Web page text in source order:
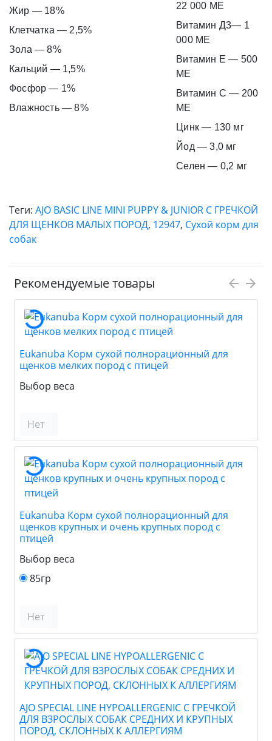
Жир — 18%
Клетчатка — 2,5%
Зола — 8%
Кальций — 1,5%
Фосфор — 1%
Влажность — 8%
22 000 МЕ
Витамин Д3— 1
000 МЕ
Витамин E — 500
МЕ
Витамин C — 200
МЕ
Цинк — 130 мг
Йод — 3,0 мг
Селен — 0,2 мг
Теги: AJO BASIC LINE MINI PUPPY & JUNIOR С ГРЕЧКОЙ
ДЛЯ ЩЕНКОВ МАЛЫХ ПОРОД, 12947, Сухой корм для
собак
Рекомендуемые товары
Eukanuba Корм сухой полнорационный для
щенков мелких пород с птицей
Выбор веса
Нет
Eukanuba Корм сухой полнорационный для
щенков крупных и очень крупных пород с
птицей
Выбор веса
85гр
Нет
AJO SPECIAL LINE HYPOALLERGENIC С ГРЕЧКОЙ
ДЛЯ ВЗРОСЛЫХ СОБАК СРЕДНИХ И КРУПНЫХ
ПОРОД, СКЛОННЫХ К АЛЛЕРГИЯМ